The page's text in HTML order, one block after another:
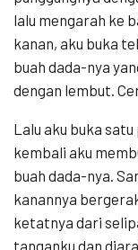
lalu mengarah ke
kanan, aku buka
buah dada-nya
dengan lembut.
Lalu aku buka
kembali aku
buah dada-nya.
kanannya
ketatnya dari
tanganku dan